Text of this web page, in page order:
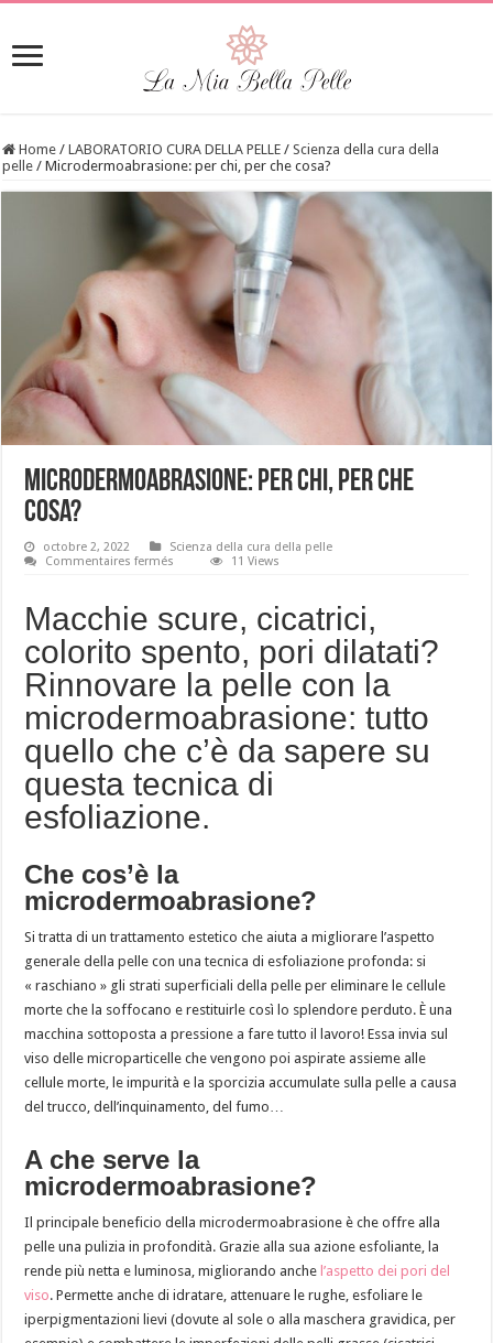
Home / LABORATORIO CURA DELLA PELLE / Scienza della cura della
pelle / Microdermoabrasione: per chi, per che cosa?
Microdermoabrasione: per chi, per che
cosa?
octobre 2, 2022
Scienza della cura della pelle
Commentaires fermés
per
che
cosa?
11 Views
Macchie scure, cicatrici,
colorito spento, pori dilatati?
Rinnovare la pelle con la
microdermoabrasione: tutto
quello che c’è da sapere su
questa tecnica di
esfoliazione.
Che cos’è la
microdermoabrasione?
Si tratta di un trattamento estetico che aiuta a migliorare l’aspetto
generale della pelle con una tecnica di esfoliazione profonda: si
« raschiano » gli strati superficiali della pelle per eliminare le cellule
morte che la soffocano e restituirle così lo splendore perduto. È una
macchina sottoposta a pressione a fare tutto il lavoro! Essa invia sul
viso delle microparticelle che vengono poi aspirate assieme alle
cellule morte, le impurità e la sporcizia accumulate sulla pelle a causa
del trucco, dell’inquinamento, del fumo…
A che serve la
microdermoabrasione?
Il principale beneficio della microdermoabrasione è che offre alla
pelle una pulizia in profondità. Grazie alla sua azione esfoliante, la
rende più netta e luminosa, migliorando anchel’aspetto dei pori del
viso. Permette anche di idratare, attenuare le rughe, esfoliare le
iperpigmentazioni lievi (dovute al sole o alla maschera gravidica, per